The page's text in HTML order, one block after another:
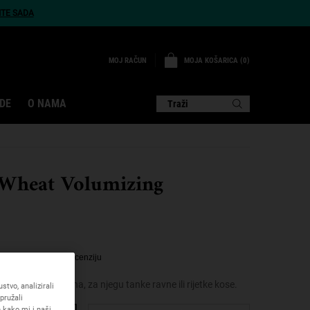
SADA
MOJ RAČUN MOJA KOŠARICA 0
0 PROIZVOD
O NAMA Traži
Volumizing
Napišite recenziju
volumena, za njegu tanke ravne ili rijetke kose.
analizirali